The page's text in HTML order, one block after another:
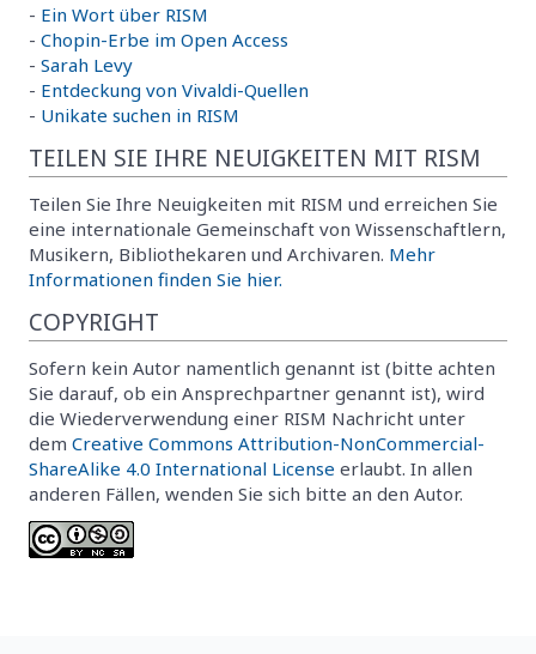
- Ein Wort über RISM
- Chopin-Erbe im Open Access
- Sarah Levy
- Entdeckung von Vivaldi-Quellen
- Unikate suchen in RISM
TEILEN SIE IHRE NEUIGKEITEN MIT RISM
Teilen Sie Ihre Neuigkeiten mit RISM und erreichen Sie
eine internationale Gemeinschaft von Wissenschaftlern,
Musikern, Bibliothekaren und Archivaren. Mehr
Informationen finden Sie hier.
COPYRIGHT
Sofern kein Autor namentlich genannt ist (bitte achten
Sie darauf, ob ein Ansprechpartner genannt ist), wird
die Wiederverwendung einer RISM Nachricht unter
dem Creative Commons Attribution-NonCommercial-
ShareAlike 4.0 International License erlaubt. In allen
anderen Fällen, wenden Sie sich bitte an den Autor.